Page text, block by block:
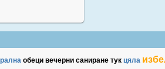
обеци вечерни саниране тук цяла